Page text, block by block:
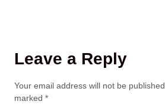
Leave a Reply
Your email address will not be published.
marked *